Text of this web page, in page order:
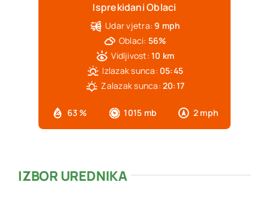
Isprekidani Oblaci
63 % 1015 mb 2 mph
Udar vjetra: 9 mph
Oblaci: 56%
Vidljivost: 10 km
Izlazak sunca: 05:45
Zalazak sunca: 20:17
IZBOR UREDNIKA